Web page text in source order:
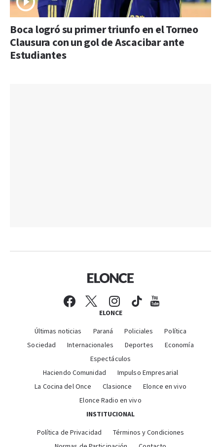
Boca logró su primer triunfo en el Torneo
Clausura con un gol de Ascacibar ante
Estudiantes
ELONCE
Últimas noticias Paraná Policiales
Política
Sociedad
Internacionales Deportes
Economía
Espectáculos
Haciendo Comunidad
Impulso Empresarial
La Cocina del Once
Clasionce
Elonce en vivo
Elonce Radio en vivo
INSTITUCIONAL
Política de Privacidad
Términos y Condiciones